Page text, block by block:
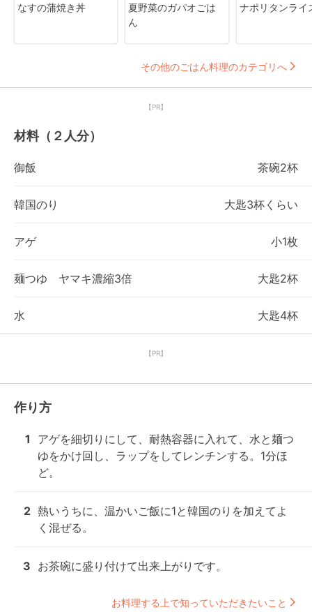
なすの蒲焼き丼
夏野菜のガパオごは
ん
ナポリタンライ
その他のごはん料理のカテゴリへ
【PR】
材料（２人分）
御飯 茶碗2杯
韓国のり 大匙3杯くらい
アゲ 小1枚
麺つゆ ヤマキ濃縮3倍 大匙2杯
水 大匙4杯
【PR】
作り方
1
アゲを細切りにして、耐熱容器に入れて、水と麺つ
ゆをかけ回し、ラップをしてレンチンする。1分ほ
ど。
2 熱いうちに、温かいご飯に1と韓国のりを加えてよ
く混ぜる。
3 お茶碗に盛り付けて出来上がりです。
お料理する上で知っていただきたいこと